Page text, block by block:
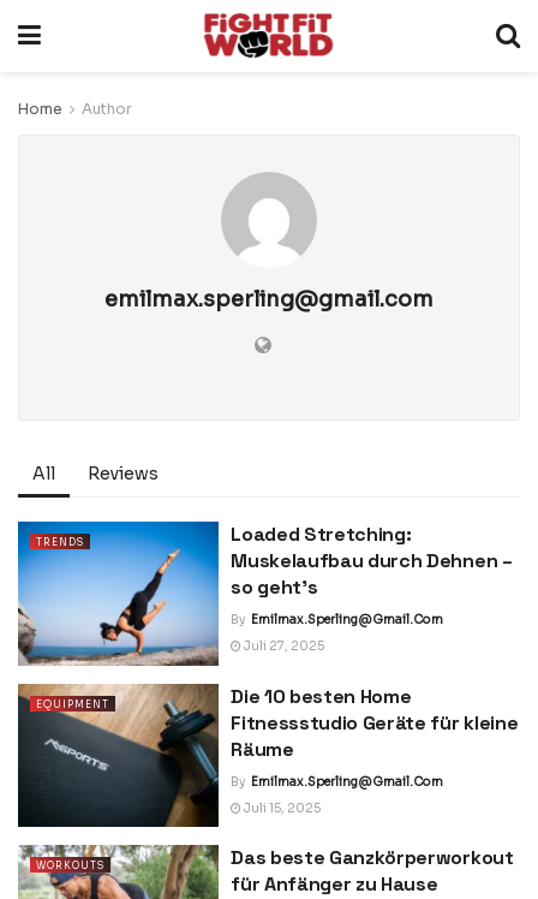
Home Author
emilmax.sperling@gmail.com
All Reviews
TRENDS
Loaded Stretching:
Muskelaufbau durch Dehnen –
so geht’s
By Emilmax.sperling@gmail.com
Juli 27, 2025
EQUIPMENT
Die 10 besten Home
Fitnessstudio Geräte für kleine
Räume
By Emilmax.sperling@gmail.com
Juli 15, 2025
WORKOUTS
Das beste Ganzkörperworkout
für Anfänger zu Hause